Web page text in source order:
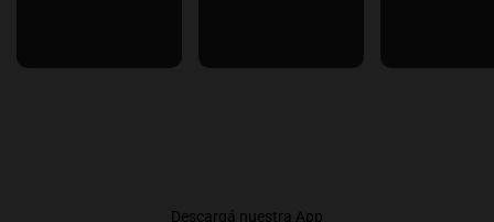
Descargá nuestra App